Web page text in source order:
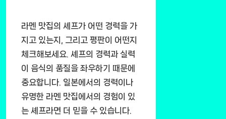
라멘 맛집의 셰프가 어떤 경력을 가
지고 있는지, 그리고 평판이 어떤지
체크해보세요. 셰프의 경력과 실력
이 음식의 품질을 좌우하기 때문에
중요합니다. 일본에서의 경력이나
유명한 라멘 맛집에서의 경험이 있
는 셰프라면 더 믿을 수 있습니다.